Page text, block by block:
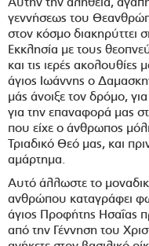
γεννήσεως του
στον κόσμο διακηρύττει
Εκκλησία με τους
και τις ιερές
άγιος Ιωάννης ο
μάς άνοιξε τον δρόμο,
για την επαναφορά μας
που είχε ο άνθρωπος
Τριαδικό Θεό μας, και
αμάρτημα.
Αυτό άλλωστε το
ανθρώπου καταγράφει
άγιος Προφήτης Ησαΐας
από την Γέννηση του